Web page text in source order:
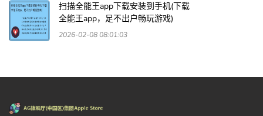
扫描全能王app下载安装到手机(下载
全能王app，足不出户畅玩游戏)
2026-02-08 08:01:03